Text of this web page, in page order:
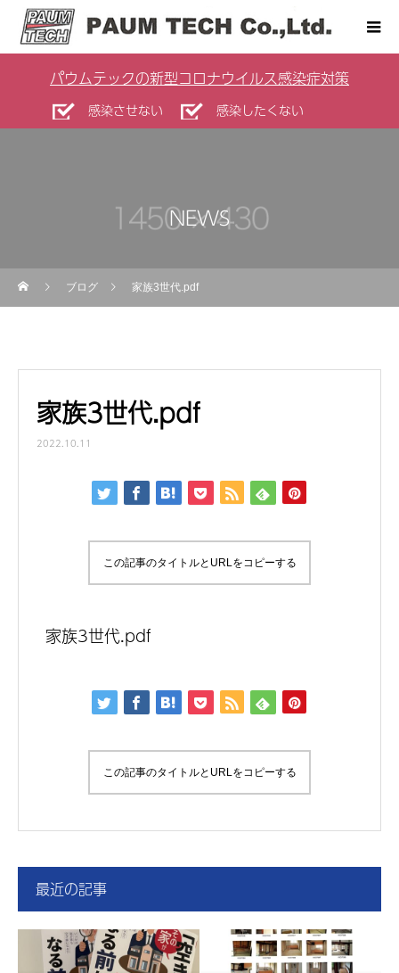
パウムテックの新型コロナウイルス感染症対策
感染させない 感染したくない
NEWS
ブログ 家族3世代.pdf
家族3世代.pdf
2022.10.11
この記事のタイトルとURLをコピーする
家族3世代.pdf
この記事のタイトルとURLをコピーする
最近の記事